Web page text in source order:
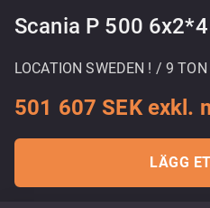
Scania P 500 6x2*4
LOCATION SWEDEN ! / 9
501 607 SEK exkl.
LÄGG